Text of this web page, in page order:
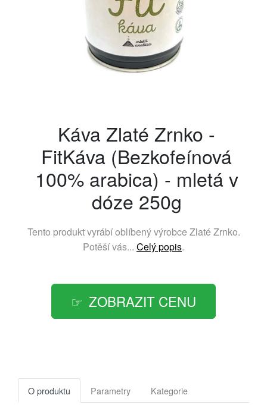
Káva Zlaté Zrnko -
FitKáva (Bezkofeínová
100% arabica) - mletá v
dóze 250g
Tento produkt vyrábí oblíbený výrobce Zlaté Zrnko.
Potěší vás... Celý popis.
ZOBRAZIT CENU
O produktu Parametry Kategorie